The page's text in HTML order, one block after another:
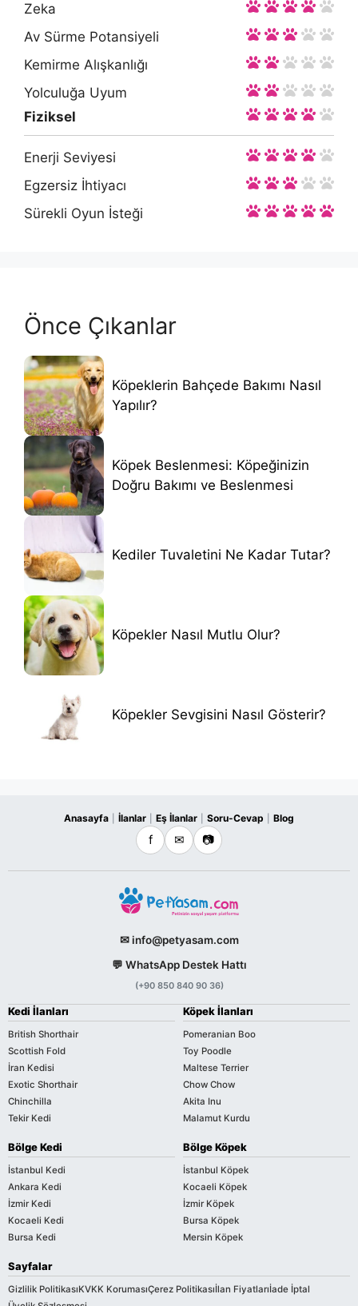
Zeka
Av Sürme Potansiyeli
Kemirme Alışkanlığı
Yolculuğa Uyum
Fiziksel
Enerji Seviyesi
Egzersiz İhtiyacı
Sürekli Oyun İsteği
Önce Çıkanlar
Köpeklerin Bahçede Bakımı Nasıl
Yapılır?
Köpek Beslenmesi: Köpeğinizin
Doğru Bakımı ve Beslenmesi
Kediler Tuvaletini Ne Kadar Tutar?
Köpekler Nasıl Mutlu Olur?
Köpekler Sevgisini Nasıl Gösterir?
Anasayfa İlanlar Eş İlanlar Soru-Cevap Blog
f ✉ 📷
✉ info@petyasam.com
💬 WhatsApp Destek Hattı
(+90 850 840 90 36)
Kedi İlanları
British Shorthair
Scottish Fold
İran Kedisi
Exotic Shorthair
Chinchilla
Tekir Kedi
Köpek İlanları
Pomeranian Boo
Toy Poodle
Maltese Terrier
Chow Chow
Akita Inu
Malamut Kurdu
Bölge Kedi
İstanbul Kedi
Ankara Kedi
İzmir Kedi
Kocaeli Kedi
Bursa Kedi
Bölge Köpek
İstanbul Köpek
Kocaeli Köpek
İzmir Köpek
Bursa Köpek
Mersin Köpek
Sayfalar
Gizlilik PolitikasıKVKK KorumasıÇerez Politikasıİlan Fiyatlarıİade İptal